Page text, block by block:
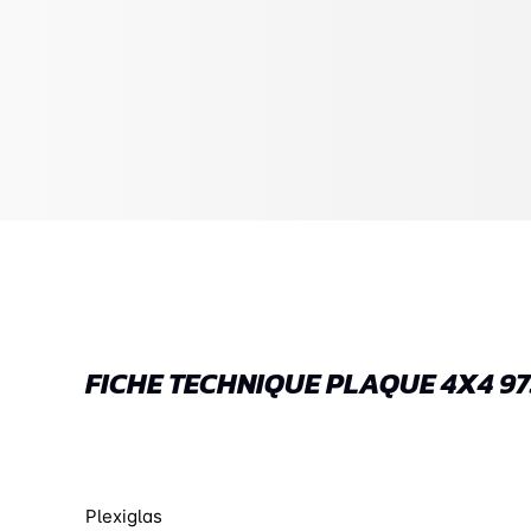
FICHE TECHNIQUE PLAQUE 4X4
Plexiglas